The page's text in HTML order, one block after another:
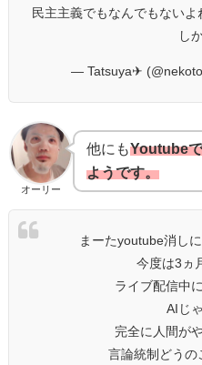
民主主義でもなんでもない
し
— Tatsuya✈︎
オーリー
他にもYoutube
ようです。
まーたyoutube消し
今度は3ヵ
ライブ配信中
AIじ
完全に人間が
言論統制どうの